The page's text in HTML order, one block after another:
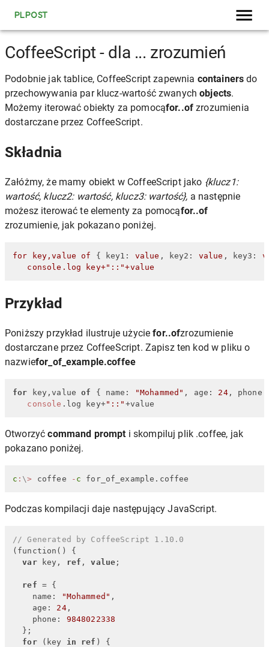
PLPOST
CoffeeScript - dla ... zrozumień
Podobnie jak tablice, CoffeeScript zapewnia containers do
przechowywania par klucz-wartość zwanychobjects.
Możemy iterować obiekty za pomocąfor..of zrozumienia
dostarczane przez CoffeeScript.
Składnia
Załóżmy, że mamy obiekt w CoffeeScript jako {klucz1:
wartość, klucz2: wartość, klucz3: wartość}, a następnie
możesz iterować te elementy za pomocąfor..of
zrozumienie, jak pokazano poniżej.
for key,value of { key1: value , key2: value , key3:
console.log
key+"::"+value
Przykład
Poniższy przykład ilustruje użyciefor..ofzrozumienie
dostarczane przez CoffeeScript. Zapisz ten kod w pliku o
nazwiefor_of_example.coffee
for key,value of { name : "Mohammed" , age : 24, phone
console . log key+"::" +value
Otworzyćcommand prompt i skompiluj plik .coffee, jak
pokazano poniżej.
c : \> coffee - c for_of_example.coffee
Podczas kompilacji daje następujący JavaScript.
// Generated by CoffeeScript 1.10.0
(function() {
var key, ref , value ;
ref = {
    name:
"Mohammed" ,
    age:
24,
    phone:
9848022338
  };
for (key in ref ) {